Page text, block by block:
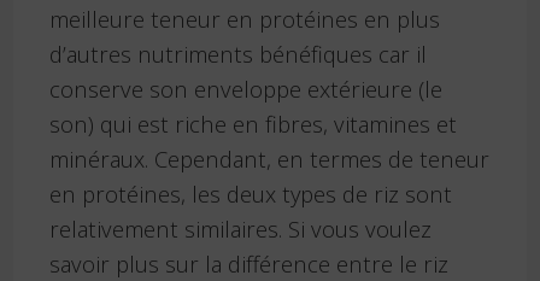
meilleure teneur en protéines en plus
d’autres nutriments bénéfiques car il
conserve son enveloppe extérieure (le
son) qui est riche en fibres, vitamines et
minéraux. Cependant, en termes de teneur
en protéines, les deux types de riz sont
relativement similaires. Si vous voulez
savoir plus sur la différence entre le riz